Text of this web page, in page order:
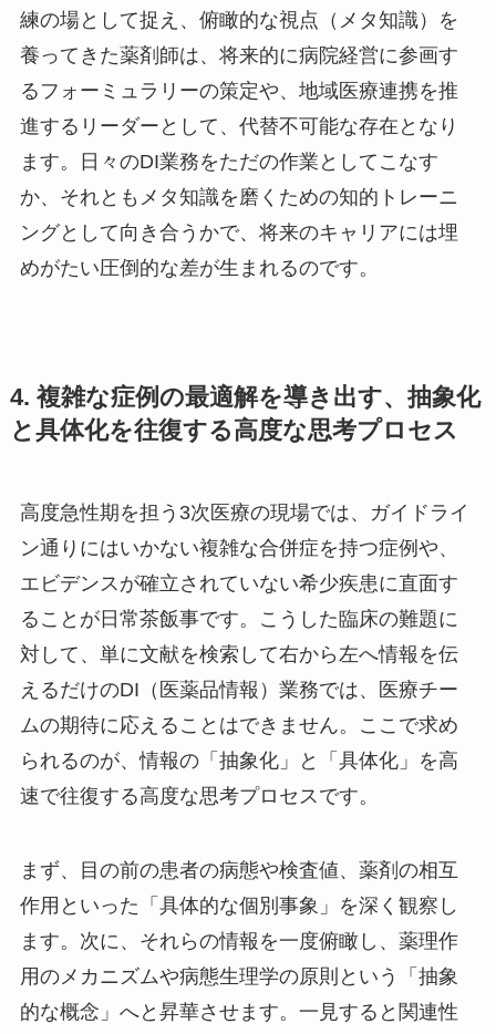
練の場として捉え、俯瞰的な視点（メタ知識）を
養ってきた薬剤師は、将来的に病院経営に参画す
るフォーミュラリーの策定や、地域医療連携を推
進するリーダーとして、代替不可能な存在となり
ます。日々のDI業務をただの作業としてこなす
か、それともメタ知識を磨くための知的トレーニ
ングとして向き合うかで、将来のキャリアには埋
めがたい圧倒的な差が生まれるのです。
4. 複雑な症例の最適解を導き出す、抽象化
と具体化を往復する高度な思考プロセス
高度急性期を担う3次医療の現場では、ガイドライ
ン通りにはいかない複雑な合併症を持つ症例や、
エビデンスが確立されていない希少疾患に直面す
ることが日常茶飯事です。こうした臨床の難題に
対して、単に文献を検索して右から左へ情報を伝
えるだけのDI（医薬品情報）業務では、医療チー
ムの期待に応えることはできません。ここで求め
られるのが、情報の「抽象化」と「具体化」を高
速で往復する高度な思考プロセスです。
まず、目の前の患者の病態や検査値、薬剤の相互
作用といった「具体的な個別事象」を深く観察し
ます。次に、それらの情報を一度俯瞰し、薬理作
用のメカニズムや病態生理学の原則という「抽象
的な概念」へと昇華させます。一見すると関連性